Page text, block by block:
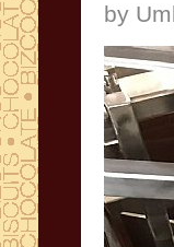
by